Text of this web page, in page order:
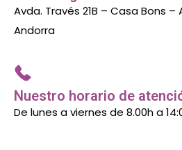
Avda. Través 21B – Casa Bons –
Andorra
Nuestro horario de
De lunes a viernes de 8.00h a